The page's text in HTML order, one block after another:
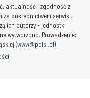
aktualność i zgodność z
za pośrednictwem serwisu
ich autorzy - jednostki
wytworzono. Prowadzenie:
(www@polsl.pl)